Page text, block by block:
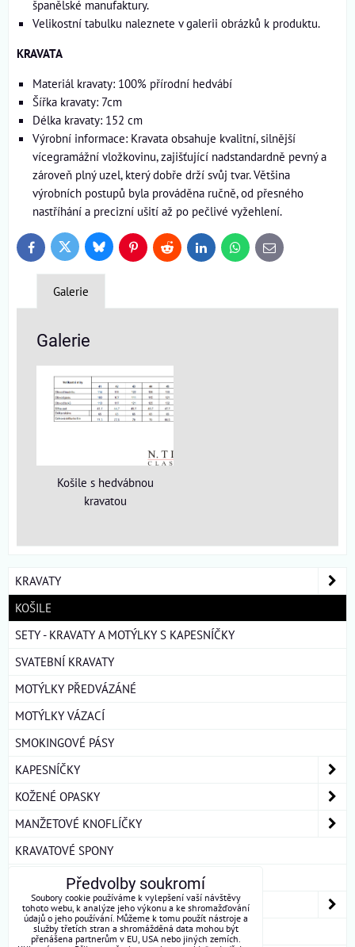
španělské manufaktury.
Velikostní tabulku naleznete v galerii obrázků k produktu.
KRAVATA
Materiál kravaty: 100% přírodní hedvábí
Šířka kravaty: 7cm
Délka kravaty: 152 cm
Výrobní informace: Kravata obsahuje kvalitní, silnější
vícegramážní vložkovinu, zajišťující nadstandardně pevný a
zároveň plný uzel, který dobře drží svůj tvar. Většina
výrobních postupů byla prováděna ručně, od přesného
nastříhání a precizní ušití až po pečlivé vyžehlení.
FacebookTwitter BlueskyPinterestReddit LinkedInWhatsApp
E-
mail
Galerie
Galerie
Košile s hedvábnou
kravatou
KRAVATY
KOŠILE
SETY - KRAVATY A MOTÝLKY S KAPESNÍČKY
SVATEBNÍ KRAVATY
MOTÝLKY PŘEDVÁZÁNÉ
MOTÝLKY VÁZACÍ
SMOKINGOVÉ PÁSY
KAPESNÍČKY
KOŽENÉ OPASKY
MANŽETOVÉ KNOFLÍČKY
KRAVATOVÉ SPONY
DÁMSKÉ ŠÁTKY A ŠÁLY
DÁRKOVÁ BALENÍ
Předvolby soukromí
Soubory cookie používáme k vylepšení vaší návštěvy
tohoto webu, k analýze jeho výkonu a ke shromažďování
údajů o jeho používání. Můžeme k tomu použít nástroje a
služby třetích stran a shromážděná data mohou být
přenášena partnerům v EU, USA nebo jiných zemích.